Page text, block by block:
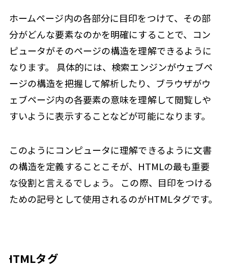
ホームページ内の各部分に目印をつけて、その部
分がどんな要素なのかを明確にすることで、コン
ピュータがそのページの構造を理解できるように
なります。 具体的には、検索エンジンがウェブペ
ージの構造を把握して解析したり、ブラウザがウ
ェブページ内の各要素の意味を理解して閲覧しや
すいように表示することなどが可能になります。
このようにコンピュータに理解できるように文書
の構造を定義することこそが、HTMLの最も重要
な役割と言えるでしょう。 この際、目印をつける
ための記号として使用されるのがHTMLタグです。
HTMLタグ